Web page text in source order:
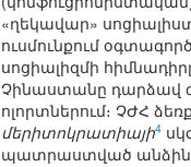
«ղեկավար»
ուսմունքում
սոցիալիզմի
Չինաստանը դարձավ
ոլորտներում։ ՉԺՀ
մերիտոկրատիայի4
պատրաստված